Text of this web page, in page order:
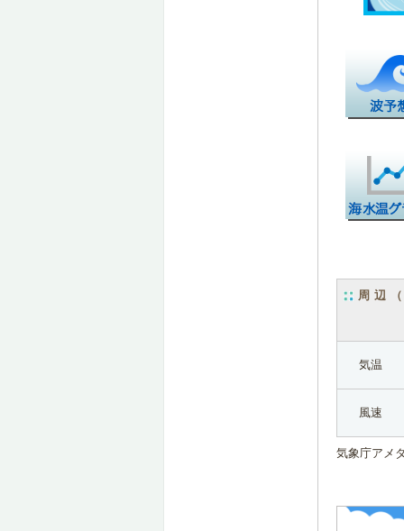
周辺
気温
風速
気象庁アメ